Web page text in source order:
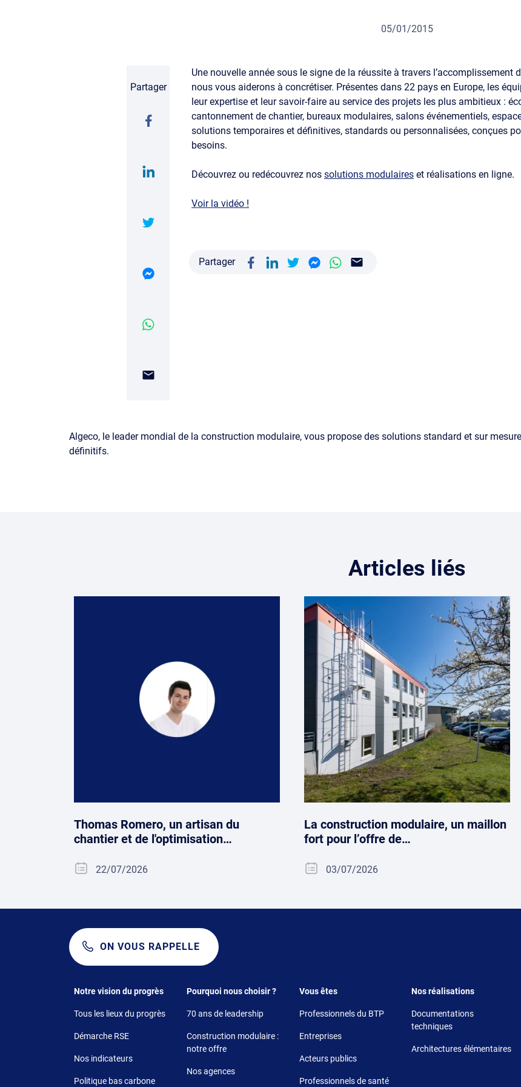
05/01/2015
Partager
Une nouvelle année sous le signe de la réussite à travers l’accomplissement
nous vous aiderons à concrétiser. Présentes dans 22 pays en Europe, les
leur expertise et leur savoir-faire au service des projets les plus ambitieux :
cantonnement de chantier, bureaux modulaires, salons événementiels,
solutions temporaires et définitives, standards ou personnalisées, conçues
besoins.
Découvrez ou redécouvrez nos solutions modulaires et réalisations en ligne.
Voir la vidéo !
Partager
Algeco, le leader mondial de la construction modulaire, vous propose des solutions standard et sur
définitifs.
Articles liés
Thomas Romero, un artisan du
chantier et de l'optimisation…
22/07/2026
La construction modulaire, un maillon
fort pour l’offre de…
03/07/2026
ON VOUS RAPPELLE
Footer 1
Notre vision du progrès
Tous les lieux du progrès
Démarche RSE
Nos indicateurs
Politique bas carbone
Footer 2
Pourquoi nous choisir ?
70 ans de leadership
Construction modulaire :
notre offre
Nos agences
Footer 3
Vous êtes
Professionnels du BTP
Entreprises
Acteurs publics
Professionnels de santé
Footer 4
Nos réalisations
Documentations
techniques
Architectures élémentaires